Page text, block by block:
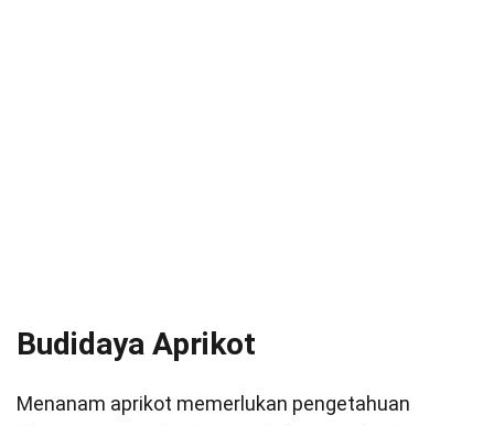
Budidaya Aprikot
Menanam aprikot memerlukan pengetahuan